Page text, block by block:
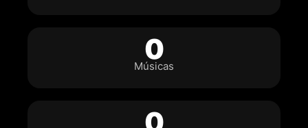
0
Músicas